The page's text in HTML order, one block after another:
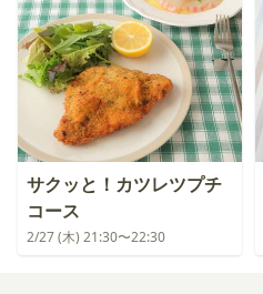
サクッと！カツレツプチ
コース
2/27 (木) 21:30〜22:30